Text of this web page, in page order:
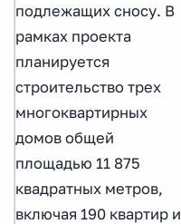
подлежащих сносу. В
рамках проекта
планируется
строительство трех
многоквартирных
домов общей
площадью 11 875
квадратных метров,
включая 190 квартир и